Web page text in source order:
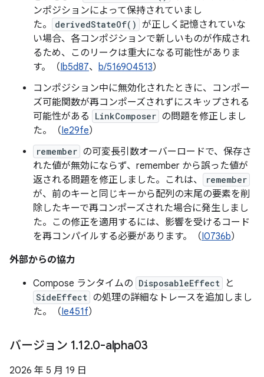
ンポジションによって保持されていまし
た。
derivedStateOf() が正しく記憶されていな
い場合、各コンポジションで新しいものが作成され
るため、このリークは重大になる可能性がありま
す。（Ib5d87、 b/516904513）
コンポジション中に無効化されたときに、コンポー
ズ可能関数が再コンポーズされずにスキップされる
可能性がある
LinkComposer の問題を修正しまし
た。（Ie29fe）
remember の可変長引数オーバーロードで、保存さ
れた値が無効にならず、remember から誤った値が
返される問題を修正しました。これは、
remember
が、前のキーと同じキーから配列の末尾の要素を削
除したキーで再コンポーズされた場合に発生しまし
た。この修正を適用するには、影響を受けるコード
を再コンパイルする必要があります。（I0736b）
外部からの協力
Compose ランタイムの DisposableEffect と
SideEffect の処理の詳細なトレースを追加しまし
た。（Ie451f）
バージョン 1.12.0-alpha03
2026 年 5 月 19 日